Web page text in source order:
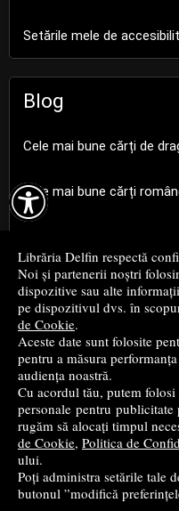

Librăria Delfin respectă
Noi și partenerii noștri
dispozitive sau alte
pe dispozitivul dvs. în
de Cookie.
Aceste date sunt folosite
pentru a măsura
audiența noastră.
Cu acordul tău, putem folosi
personale pentru publicitate
rugăm să alocați timpul
de Cookie, Politica de
ului.
Poți administra setările tale
butonul ”modifică
Setările mele de
Blog
Cele mai bune cărți de
Cele mai bune cărți
Cele mai bune cărți de
Top cărți beletristică
...toate știrile
© 2004 -
Magazin